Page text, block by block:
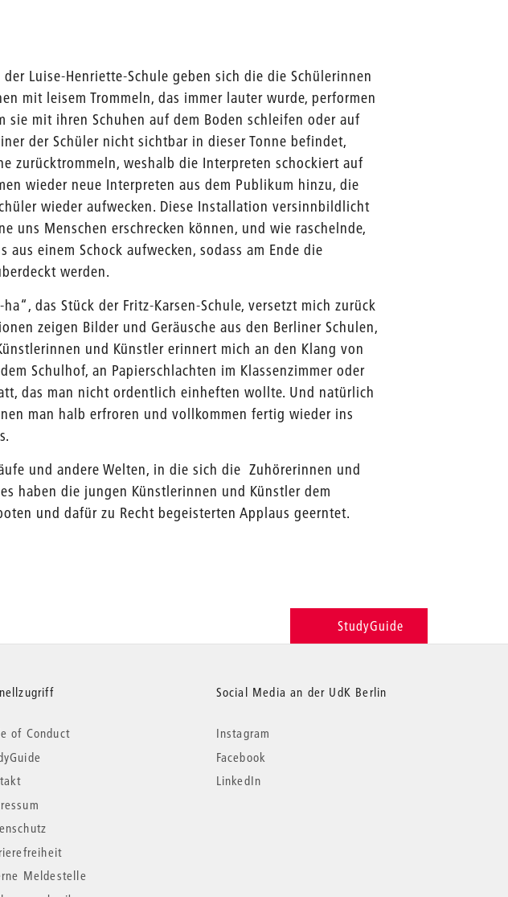
Luise-Henriette-Schule geben sich die die Schülerinnen
mit leisem Trommeln, das immer lauter wurde, performen
sie mit ihren Schuhen auf dem Boden schleifen oder auf
der Schüler nicht sichtbar in dieser Tonne befindet,
zurücktrommeln, weshalb die Interpreten schockiert auf
wieder neue Interpreten aus dem Publikum hinzu, die
wieder aufwecken. Diese Installation versinnbildlicht
uns Menschen erschrecken können, und wie raschelnde,
aus einem Schock aufwecken, sodass am Ende die
werden.
das Stück der Fritz-Karsen-Schule, versetzt mich zurück
zeigen Bilder und Geräusche aus den Berliner Schulen,
und Künstler erinnert mich an den Klang von
Schulhof, an Papierschlachten im Klassenzimmer oder
das man nicht ordentlich einheften wollte. Und natürlich
man halb erfroren und vollkommen fertig wieder ins
und andere Welten, in die sich die Zuhörerinnen und
haben die jungen Künstlerinnen und Künstler dem
und dafür zu Recht begeisterten Applaus geerntet.
StudyGuide
of Conduct
Meldestelle
Social Media an der UdK Berlin
Instagram
Facebook
LinkedIn